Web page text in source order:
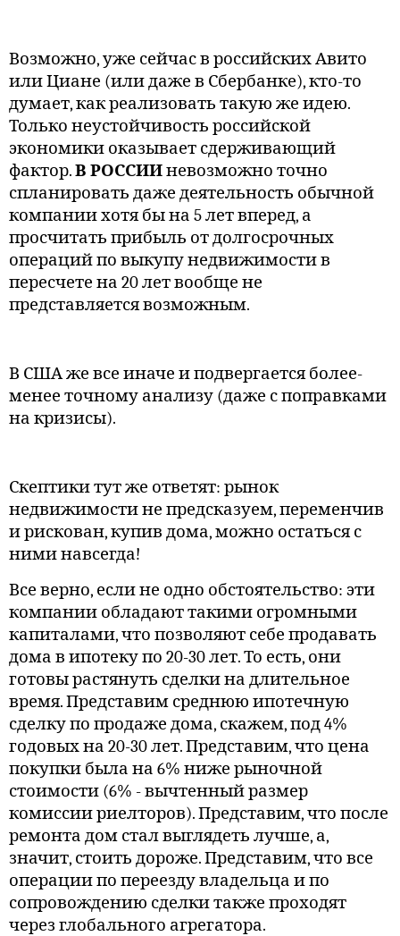
Возможно, уже сейчас в российских Авито
или Циане (или даже в Сбербанке), кто-то
думает, как реализовать такую же идею.
Только неустойчивость российской
экономики оказывает сдерживающий
фактор.В РОССИИневозможно точно
спланировать даже деятельность обычной
компании хотя бы на 5 лет вперед, а
просчитать прибыль от долгосрочных
операций по выкупу недвижимости в
пересчете на 20 лет вообще не
представляется возможным.
В США же все иначе и подвергается более-
менее точному анализу (даже с поправками
на кризисы).
Скептики тут же ответят: рынок
недвижимости не предсказуем, переменчив
и рискован, купив дома, можно остаться с
ними навсегда!
Все верно, если не одно обстоятельство: эти
компании обладают такими огромными
капиталами, что позволяют себе продавать
дома в ипотеку по 20-30 лет. То есть, они
готовы растянуть сделки на длительное
время. Представим среднюю ипотечную
сделку по продаже дома, скажем, под 4%
годовых на 20-30 лет. Представим, что цена
покупки была на 6% ниже рыночной
стоимости (6% - вычтенный размер
комиссии риелторов). Представим, что после
ремонта дом стал выглядеть лучше, а,
значит, стоить дороже. Представим, что все
операции по переезду владельца и по
сопровождению сделки также проходят
через глобального агрегатора.